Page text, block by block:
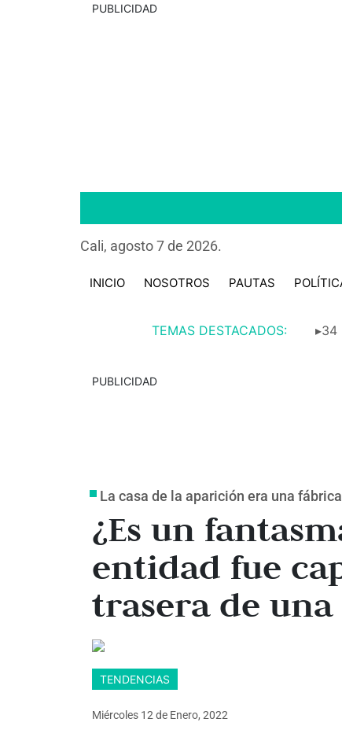
PUBLICIDAD
Cali, agosto 7 de 2026.
INICIO NOSOTROS PAUTAS
TEMAS DESTACADOS: ▸34
PUBLICIDAD
La casa de la aparición era una
¿Es un
entidad fue
trasera de una
TENDENCIAS
Miércoles 12 de Enero, 2022